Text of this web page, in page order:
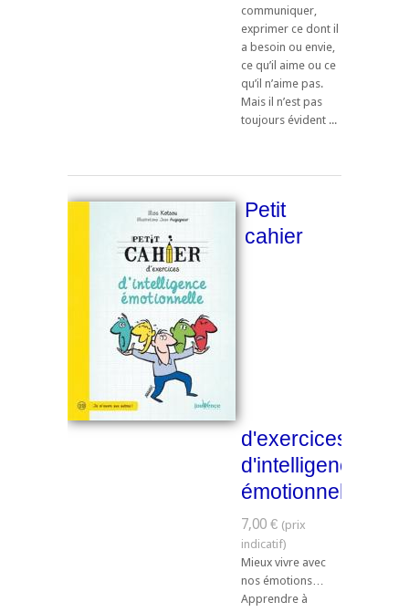
communiquer,
exprimer ce dont il
a besoin ou envie,
ce qu’il aime ou ce
qu’il n’aime pas.
Mais il n’est pas
toujours évident ...
Petit
cahier
d'exercices
d'intelligence
émotionnelle
7,00 €
Mieux vivre avec
nos émotions…
Apprendre à